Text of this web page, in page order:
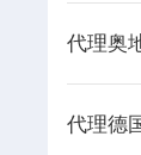
代理奥